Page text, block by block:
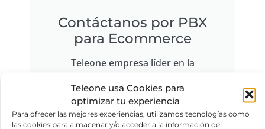
Teleone usa Cookies para
optimizar tu experiencia
Para ofrecer las mejores experiencias, utilizamos tecnologías como
las cookies para almacenar y/o acceder a la información del
Contáctanos por PBX
para Ecommerce
Teleone empresa líder en la
comunicación empresarial en
Colombia.